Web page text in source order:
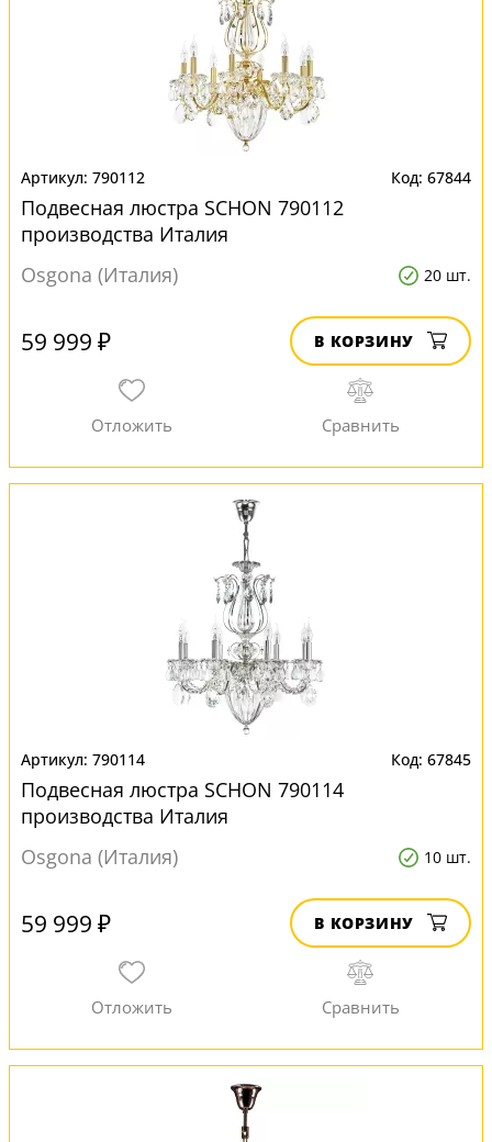
790112 67844
Подвесная люстра SCHON 790112
производства Италия
Osgona (Италия)
20 шт.
59 999 ₽ В КОРЗИНУ
790114 67845
Подвесная люстра SCHON 790114
производства Италия
Osgona (Италия)
10 шт.
59 999 ₽ В КОРЗИНУ